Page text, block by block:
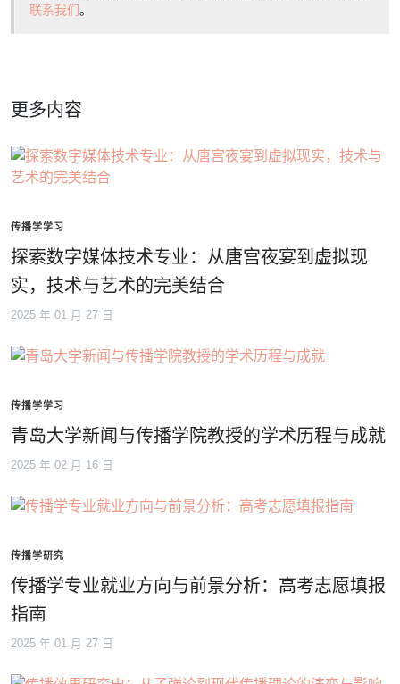
联系我们。
更多内容
传播学学习
探索数字媒体技术专业：从唐宫夜宴到虚拟现
实，技术与艺术的完美结合
2025 年 01 月 27 日
传播学学习
青岛大学新闻与传播学院教授的学术历程与成就
2025 年 02 月 16 日
传播学研究
传播学专业就业方向与前景分析：高考志愿填报
指南
2025 年 01 月 27 日